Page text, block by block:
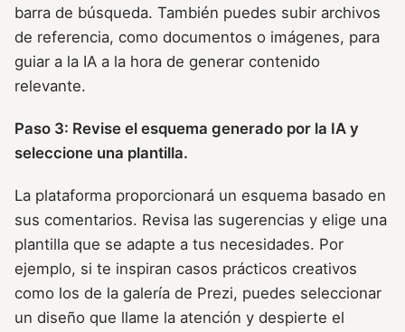
barra de búsqueda. También puedes subir archivos
de referencia, como documentos o imágenes, para
guiar a la IA a la hora de generar contenido
relevante.
Paso 3: Revise el esquema generado por la IA y
seleccione una plantilla.
La plataforma proporcionará un esquema basado en
sus comentarios. Revisa las sugerencias y elige una
plantilla que se adapte a tus necesidades. Por
ejemplo, si te inspiran casos prácticos creativos
como los de la galería de Prezi, puedes seleccionar
un diseño que llame la atención y despierte el